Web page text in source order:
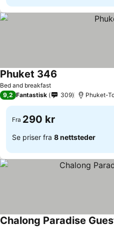
Bed and breakfast
Phuket 346
9,2 Fantastisk 309 Phuket-
Fra 290 kr
Se priser fra 8 nettsteder
Chalong Paradise